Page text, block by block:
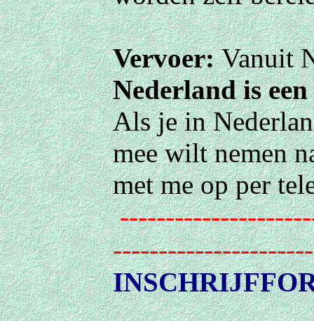
Vervoer:Vanuit
Nederland is
Als je in
mee wilt nemen
met me op per